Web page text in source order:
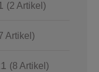
(2 Artikel)
Artikel)
(8 Artikel)